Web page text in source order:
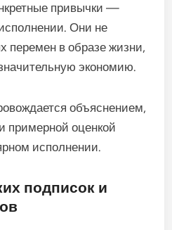
привычки —
Они не
перемен в образе жизни,
экономию.
объяснением,
примерной оценкой
исполнении.
подписок и